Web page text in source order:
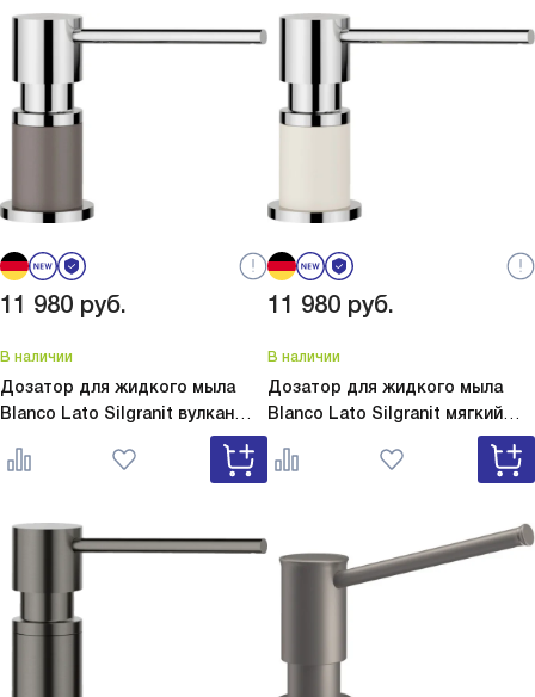
11 980 руб.
В наличии
Дозатор для жидкого мыла
Blanco Lato Silgranit вулкан
Lato Silgranit вулкан
серый 526954
11 980 руб.
В наличии
Дозатор для жидкого мыла
Blanco Lato Silgranit мягкий
Lato Silgranit мягкий
белый 526955